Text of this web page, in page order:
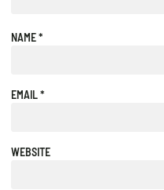
NAME*
EMAIL*
WEBSITE